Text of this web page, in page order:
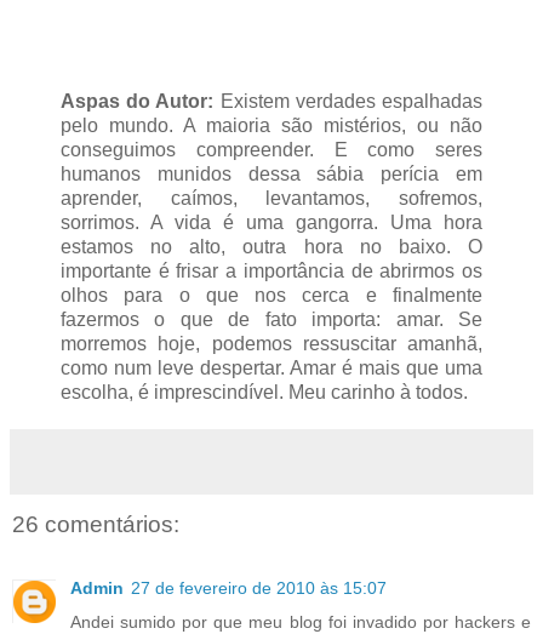
Aspas do Autor: Existem verdades espalhadas
pelo mundo. A maioria são mistérios, ou não
conseguimos compreender. E como seres
humanos munidos dessa sábia perícia em
aprender, caímos, levantamos, sofremos,
sorrimos. A vida é uma gangorra. Uma hora
estamos no alto, outra hora no baixo. O
importante é frisar a importância de abrirmos os
olhos para o que nos cerca e finalmente
fazermos o que de fato importa: amar. Se
morremos hoje, podemos ressuscitar amanhã,
como num leve despertar. Amar é mais que uma
escolha, é imprescindível. Meu carinho à todos.
26 comentários:
Admin 27 de fevereiro de 2010 às 15:07
Andei sumido por que meu blog foi invadido por hackers e